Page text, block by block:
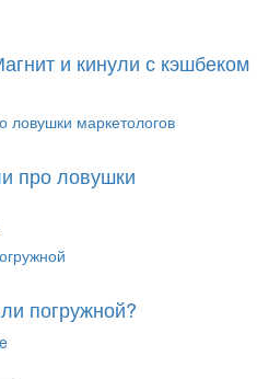
и кинули с кэшбеком
про ловушки
погружной?